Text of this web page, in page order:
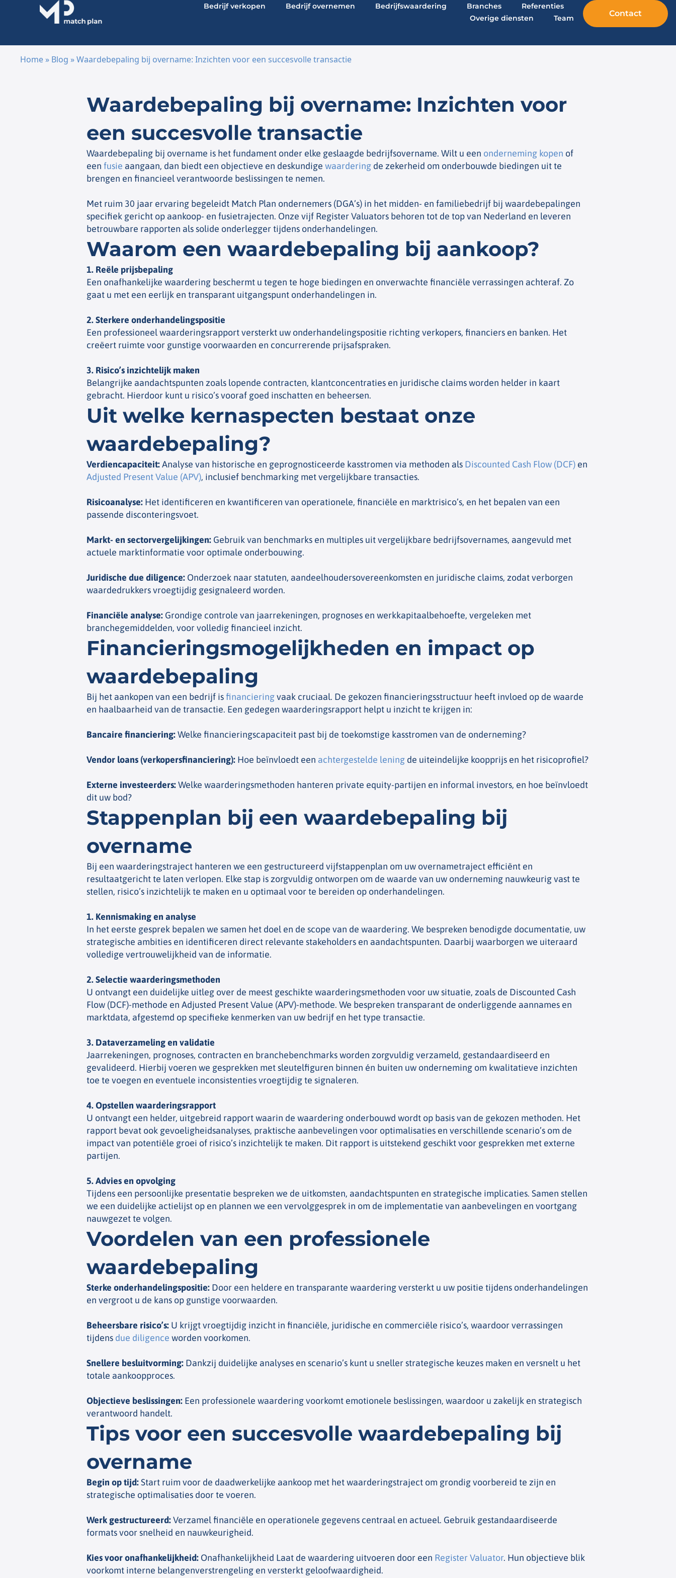
Contact
Bedrijf verkopen Bedrijf overnemen Bedrijfswaardering Branches
Referenties
Overige diensten
Team
Home » Blog »Waardebepaling bij overname: Inzichten voor een succesvolle transactie
Waardebepaling bij overname: Inzichten voor
een succesvolle transactie
Waardebepaling bij overname is het fundament onder elke geslaagde bedrijfsovername. Wilt u een onderneming kopen of
een fusie aangaan, dan biedt een objectieve en deskundige waardering de zekerheid om onderbouwde biedingen uit te
brengen en financieel verantwoorde beslissingen te nemen.
Met ruim 30 jaar ervaring begeleidt Match Plan ondernemers (DGA’s) in het midden- en familiebedrijf bij waardebepalingen
specifiek gericht op aankoop- en fusietrajecten. Onze vijf Register Valuators behoren tot de top van Nederland en leveren
betrouwbare rapporten als solide onderlegger tijdens onderhandelingen.
Waarom een waardebepaling bij aankoop?
1. Reële prijsbepaling
Een onafhankelijke waardering beschermt u tegen te hoge biedingen en onverwachte financiële verrassingen achteraf. Zo
gaat u met een eerlijk en transparant uitgangspunt onderhandelingen in.
2. Sterkere onderhandelingspositie
Een professioneel waarderingsrapport versterkt uw onderhandelingspositie richting verkopers, financiers en banken. Het
creëert ruimte voor gunstige voorwaarden en concurrerende prijsafspraken.
3. Risico’s inzichtelijk maken
Belangrijke aandachtspunten zoals lopende contracten, klantconcentraties en juridische claims worden helder in kaart
gebracht. Hierdoor kunt u risico’s vooraf goed inschatten en beheersen.
Uit welke kernaspecten bestaat onze
waardebepaling?
Verdiencapaciteit:Analyse van historische en geprognosticeerde kasstromen via methoden als Discounted Cash Flow (DCF) en
Adjusted Present Value (APV), inclusief benchmarking met vergelijkbare transacties.
Risicoanalyse: Het identificeren en kwantificeren van operationele, financiële en marktrisico’s, en het bepalen van een
passende disconteringsvoet.
Markt- en sectorvergelijkingen: Gebruik van benchmarks en multiples uit vergelijkbare bedrijfsovernames, aangevuld met
actuele marktinformatie voor optimale onderbouwing.
Juridische due diligence: Onderzoek naar statuten, aandeelhoudersovereenkomsten en juridische claims, zodat verborgen
waardedrukkers vroegtijdig gesignaleerd worden.
Financiële analyse: Grondige controle van jaarrekeningen, prognoses en werkkapitaalbehoefte, vergeleken met
branchegemiddelden, voor volledig financieel inzicht.
Financieringsmogelijkheden en impact op
waardebepaling
Bij het aankopen van een bedrijf isfinancieringvaak cruciaal. De gekozen financieringsstructuur heeft invloed op de waarde
en haalbaarheid van de transactie. Een gedegen waarderingsrapport helpt u inzicht te krijgen in:
Bancaire financiering:Welke financieringscapaciteit past bij de toekomstige kasstromen van de onderneming?
Vendor loans (verkopersfinanciering): Hoe beïnvloedt een achtergestelde lening de uiteindelijke koopprijs en het risicoprofiel?
Externe investeerders:Welke waarderingsmethoden hanteren private equity-partijen en informal investors, en hoe beïnvloedt
dit uw bod?
Stappenplan bij een waardebepaling bij
overname
Bij een waarderingstraject hanteren we een gestructureerd vijfstappenplan om uw overnametraject efficiënt en
resultaatgericht te laten verlopen. Elke stap is zorgvuldig ontworpen om de waarde van uw onderneming nauwkeurig vast te
stellen, risico’s inzichtelijk te maken en u optimaal voor te bereiden op onderhandelingen.
1. Kennismaking en analyse
In het eerste gesprek bepalen we samen het doel en de scope van de waardering. We bespreken benodigde documentatie, uw
strategische ambities en identificeren direct relevante stakeholders en aandachtspunten. Daarbij waarborgen we uiteraard
volledige vertrouwelijkheid van de informatie.
2. Selectie waarderingsmethoden
U ontvangt een duidelijke uitleg over de meest geschikte waarderingsmethoden voor uw situatie, zoals de Discounted Cash
Flow (DCF)-methode en Adjusted Present Value (APV)-methode. We bespreken transparant de onderliggende aannames en
marktdata, afgestemd op specifieke kenmerken van uw bedrijf en het type transactie.
3. Dataverzameling en validatie
Jaarrekeningen, prognoses, contracten en branchebenchmarks worden zorgvuldig verzameld, gestandaardiseerd en
gevalideerd. Hierbij voeren we gesprekken met sleutelfiguren binnen én buiten uw onderneming om kwalitatieve inzichten
toe te voegen en eventuele inconsistenties vroegtijdig te signaleren.
4. Opstellen waarderingsrapport
U ontvangt een helder, uitgebreid rapport waarin de waardering onderbouwd wordt op basis van de gekozen methoden. Het
rapport bevat ook gevoeligheidsanalyses, praktische aanbevelingen voor optimalisaties en verschillende scenario’s om de
impact van potentiële groei of risico’s inzichtelijk te maken. Dit rapport is uitstekend geschikt voor gesprekken met externe
partijen.
5. Advies en opvolging
Tijdens een persoonlijke presentatie bespreken we de uitkomsten, aandachtspunten en strategische implicaties. Samen stellen
we een duidelijke actielijst op en plannen we een vervolggesprek in om de implementatie van aanbevelingen en voortgang
nauwgezet te volgen.
Voordelen van een professionele
waardebepaling
Sterke onderhandelingspositie: Door een heldere en transparante waardering versterkt u uw positie tijdens onderhandelingen
en vergroot u de kans op gunstige voorwaarden.
Beheersbare risico’s: U krijgt vroegtijdig inzicht in financiële, juridische en commerciële risico’s, waardoor verrassingen
tijdens due diligence worden voorkomen.
Snellere besluitvorming: Dankzij duidelijke analyses en scenario’s kunt u sneller strategische keuzes maken en versnelt u het
totale aankoopproces.
Objectieve beslissingen: Een professionele waardering voorkomt emotionele beslissingen, waardoor u zakelijk en strategisch
verantwoord handelt.
Tips voor een succesvolle waardebepaling bij
overname
Begin op tijd:Start ruim voor de daadwerkelijke aankoop met het waarderingstraject om grondig voorbereid te zijn en
strategische optimalisaties door te voeren.
Werk gestructureerd:Verzamel financiële en operationele gegevens centraal en actueel. Gebruik gestandaardiseerde
formats voor snelheid en nauwkeurigheid.
Kies voor onafhankelijkheid: Onafhankelijkheid Laat de waardering uitvoeren door een Register Valuator. Hun objectieve blik
voorkomt interne belangenverstrengeling en versterkt geloofwaardigheid.